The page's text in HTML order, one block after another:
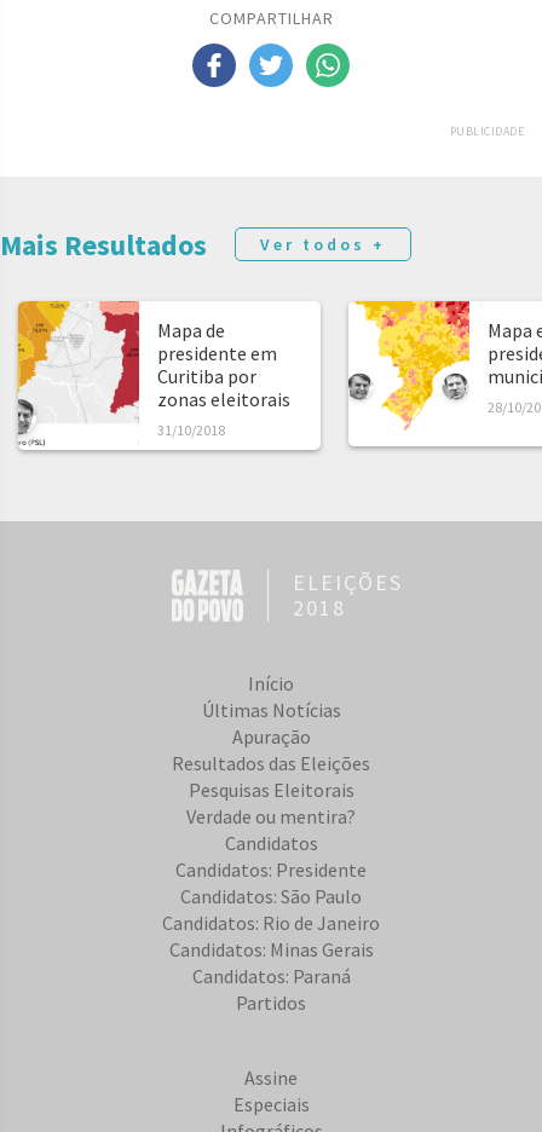
COMPARTILHAR
PUBLICIDADE
Mais Resultados Ver todos +
Mapa de
presidente em
Curitiba por
zonas eleitorais
31/10/2018
Mapa
28/10/
ELEIÇÕES
2018
Início
Últimas Notícias
Apuração
Resultados das Eleições
Pesquisas Eleitorais
Verdade ou mentira?
Candidatos
Candidatos: Presidente
Candidatos: São Paulo
Candidatos: Rio de Janeiro
Candidatos: Minas Gerais
Candidatos: Paraná
Partidos
Assine
Especiais